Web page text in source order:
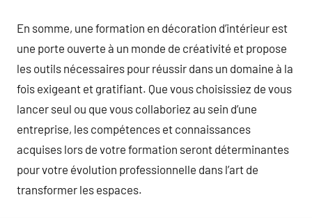
En somme, une formation en décoration d’intérieur est
une porte ouverte à un monde de créativité et propose
les outils nécessaires pour réussir dans un domaine à la
fois exigeant et gratifiant. Que vous choisissiez de vous
lancer seul ou que vous collaboriez au sein d’une
entreprise, les compétences et connaissances
acquises lors de votre formation seront déterminantes
pour votre évolution professionnelle dans l’art de
transformer les espaces.